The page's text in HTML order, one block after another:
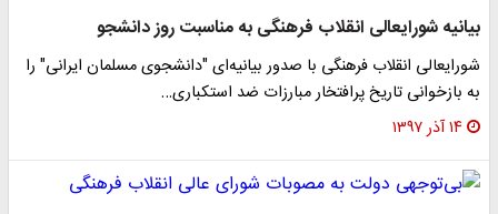
بیانیه شورایعالی انقلاب فرهنگی به مناسبت روز دانشجو
شورایعالی انقلاب فرهنگی با صدور بیانیه‌ای "دانشجوی مسلمان ایرانی" را
به بازخوانی تاریخ پرافتخار مبارزات ضد استکباری…
۱۴ آذر ۱۳۹۷